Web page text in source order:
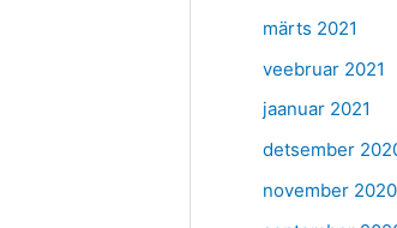
märts 2021
veebruar 2021
jaanuar 2021
detsember
november 2020